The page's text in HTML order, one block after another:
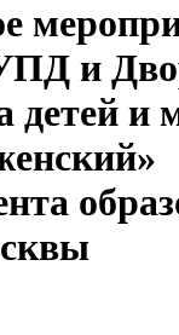
и
детей и